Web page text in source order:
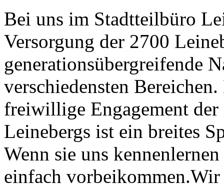
Bei uns im Stadtteilbüro
Versorgung der 2700
generationsübergreifende
verschiedensten
freiwillige Engagement
Leinebergs ist ein breites
Wenn sie uns
einfach